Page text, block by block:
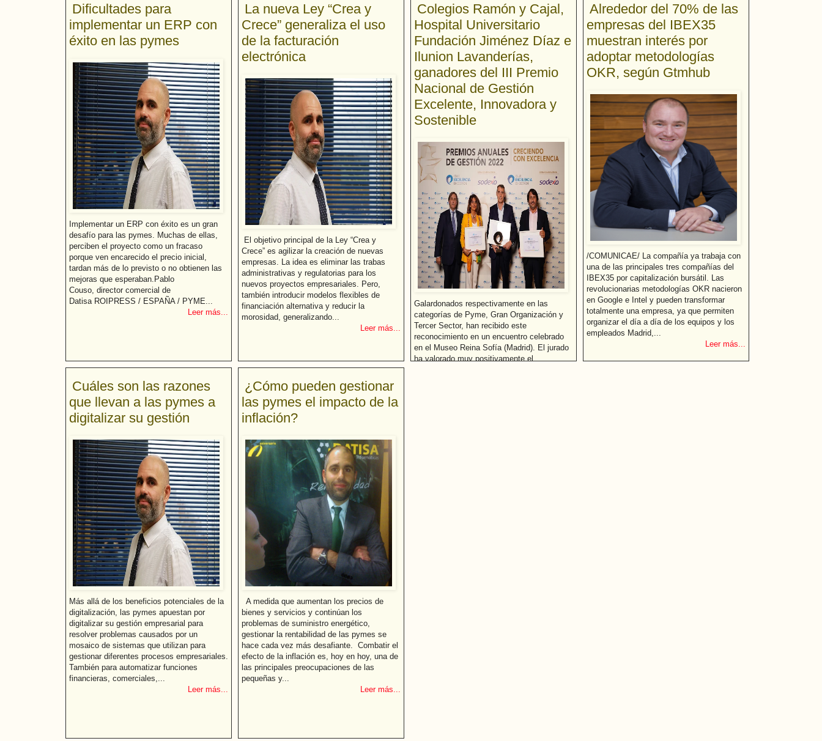
Dificultades para
implementar un ERP con
éxito en las pymes
Implementar un ERP con éxito es un gran
desafío para las pymes. Muchas de ellas,
perciben el proyecto como un fracaso
porque ven encarecido el precio inicial,
tardan más de lo previsto o no obtienen las
mejoras que esperaban.Pablo
Couso, director comercial de
Datisa ROIPRESS / ESPAÑA / PYME...
Leer más...
La nueva Ley “Crea y
Crece” generaliza el uso
de la facturación
electrónica
El objetivo principal de la Ley “Crea y
Crece” es agilizar la creación de nuevas
empresas. La idea es eliminar las trabas
administrativas y regulatorias para los
nuevos proyectos empresariales. Pero,
también introducir modelos flexibles de
financiación alternativa y reducir la
morosidad, generalizando...
Leer más...
Colegios Ramón y Cajal,
Hospital Universitario
Fundación Jiménez Díaz e
Ilunion Lavanderías,
ganadores del III Premio
Nacional de Gestión
Excelente, Innovadora y
Sostenible
Galardonados respectivamente en las
categorías de Pyme, Gran Organización y
Tercer Sector, han recibido este
reconocimiento en un encuentro celebrado
en el Museo Reina Sofía (Madrid). El jurado
ha valorado muy positivamente el
Alrededor del 70% de las
empresas del IBEX35
muestran interés por
adoptar metodologías
OKR, según Gtmhub
/COMUNICAE/ La compañía ya trabaja con
una de las principales tres compañías del
IBEX35 por capitalización bursátil. Las
revolucionarias metodologías OKR nacieron
en Google e Intel y pueden transformar
totalmente una empresa, ya que permiten
organizar el día a día de los equipos y los
empleados Madrid,...
Leer más...
Cuáles son las razones
que llevan a las pymes a
digitalizar su gestión
Más allá de los beneficios potenciales de la
digitalización, las pymes apuestan por
digitalizar su gestión empresarial para
resolver problemas causados por un
mosaico de sistemas que utilizan para
gestionar diferentes procesos empresariales.
También para automatizar funciones
financieras, comerciales,...
Leer más...
¿Cómo pueden gestionar
las pymes el impacto de la
inflación?
A medida que aumentan los precios de
bienes y servicios y continúan los
problemas de suministro energético,
gestionar la rentabilidad de las pymes se
hace cada vez más desafiante. Combatir el
efecto de la inflación es, hoy en hoy, una de
las principales preocupaciones de las
pequeñas y...
Leer más...